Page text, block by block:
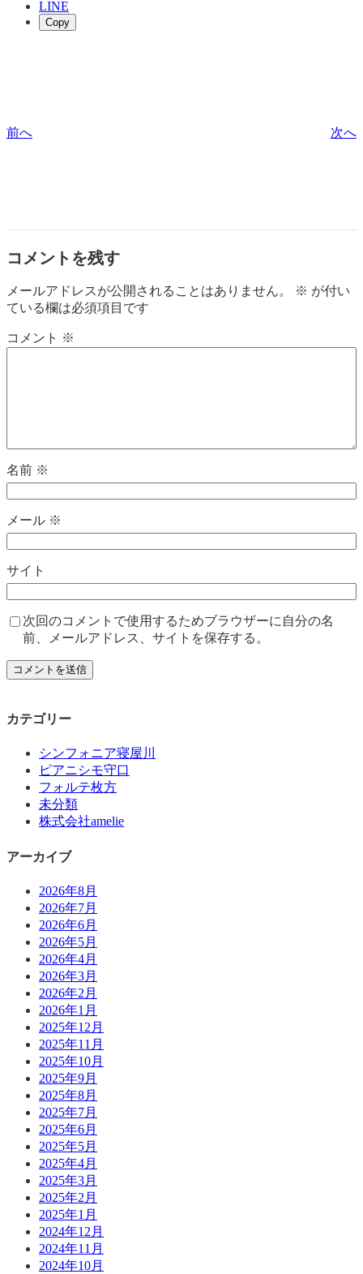
LINE
Copy
前へ 次へ
コメントを残す
メールアドレスが公開されることはありません。 ※ が付い
ている欄は必須項目です
コメント ※
名前 ※
メール ※
サイト
次回のコメントで使用するためブラウザーに自分の名
前、メールアドレス、サイトを保存する。
カテゴリー
シンフォニア寝屋川
ピアニシモ守口
フォルテ枚方
未分類
株式会社amelie
アーカイブ
2026年8月
2026年7月
2026年6月
2026年5月
2026年4月
2026年3月
2026年2月
2026年1月
2025年12月
2025年11月
2025年10月
2025年9月
2025年8月
2025年7月
2025年6月
2025年5月
2025年4月
2025年3月
2025年2月
2025年1月
2024年12月
2024年11月
2024年10月